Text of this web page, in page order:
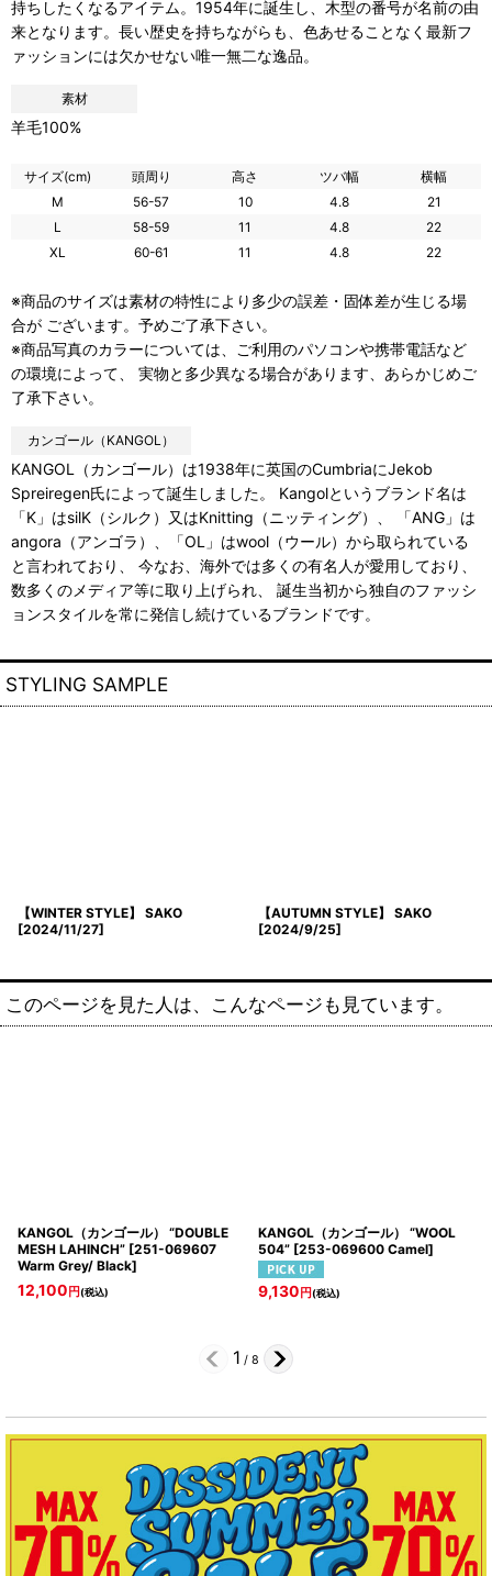
持ちしたくなるアイテム。1954年に誕生し、木型の番号が名前の由
来となります。長い歴史を持ちながらも、色あせることなく最新フ
ァッションには欠かせない唯一無二な逸品。
素材
羊毛100%
サイズ(cm) 頭周り 高さ ツバ幅
横幅
M
56-57 10 4.8
21
L
58-59 11 4.8
22
XL
60-61 11 4.8 22
※商品のサイズは素材の特性により多少の誤差・固体差が生じる場
合が ございます。予めご了承下さい。
※商品写真のカラーについては、ご利用のパソコンや携帯電話など
の環境によって、 実物と多少異なる場合があります、あらかじめご
了承下さい。
カンゴール（KANGOL）
KANGOL（カンゴール）は1938年に英国のCumbriaにJekob
Spreiregen氏によって誕生しました。 Kangolというブランド名は
「K」はsilK（シルク）又はKnitting（ニッティング）、 「ANG」は
angora（アンゴラ）、「OL」はwool（ウール）から取られている
と言われており、 今なお、海外では多くの有名人が愛用しており、
数多くのメディア等に取り上げられ、 誕生当初から独自のファッシ
ョンスタイルを常に発信し続けているブランドです。
STYLING SAMPLE
【WINTER STYLE】 SAKO
[2024/11/27]
【AUTUMN STYLE】 SAKO
[2024/9/25]
このページを見た人は、こんなページも見ています。
KANGOL（カンゴール） “DOUBLE
MESH LAHINCH” [251-069607
Warm Grey/ Black]
12,100 円(税込)
KANGOL（カンゴール） “WOOL
504” [253-069600 Camel]
9,130 円(税込)
1 / 8